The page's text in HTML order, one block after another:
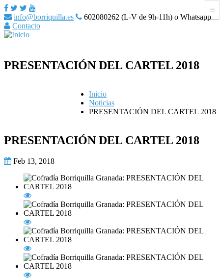
info@borriquilla.es
602080262 (L-V de 9h-11h) o Whatsapp
Contacto
PRESENTACIÓN DEL CARTEL 2018
Inicio
Noticias
PRESENTACIÓN DEL CARTEL 2018
PRESENTACIÓN DEL CARTEL 2018
Feb 13, 2018